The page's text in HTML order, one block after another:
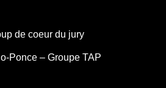
de coeur du jury
Ponce – Groupe TAP